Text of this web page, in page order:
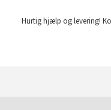
Hurtig hjælp og levering!